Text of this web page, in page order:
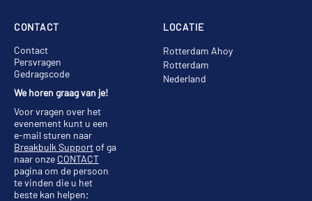
LOCATIE
Rotterdam Ahoy
Rotterdam
Nederland
CONTACT
Contact
Persvragen
Gedragscode
We horen graag van je!
Voor vragen over het
evenement kunt u een
e-mail sturen naar
Breakbulk Supportof ga
naar onze CONTACT
pagina om de persoon
te vinden die u het
beste kan helpen;